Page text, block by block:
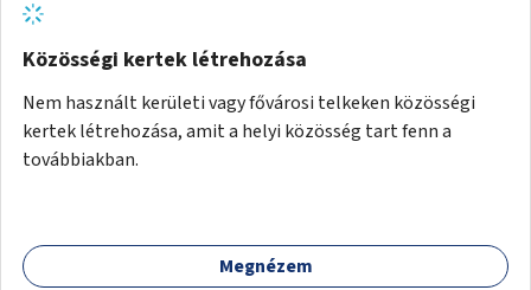
Közösségi kertek létrehozása
Nem használt kerületi vagy fővárosi telkeken közösségi
kertek létrehozása, amit a helyi közösség tart fenn a
továbbiakban.
Megnézem